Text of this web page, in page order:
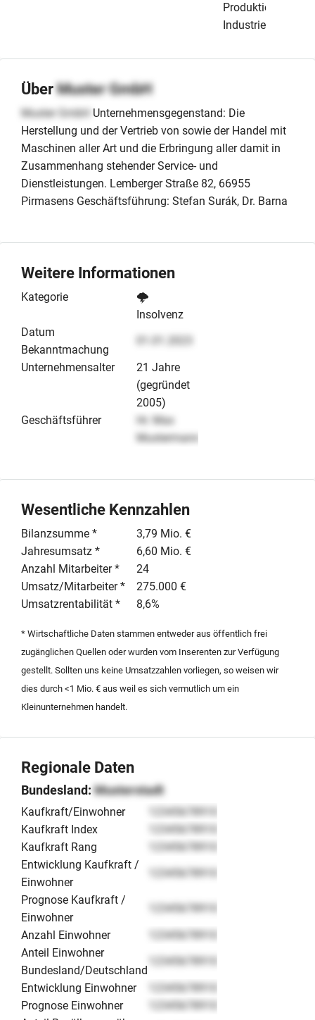
Produktion &
Industrie
ÜberMuster GmbH
Muster GmbH Unternehmensgegenstand: Die
Herstellung und der Vertrieb von sowie der Handel mit
Maschinen aller Art und die Erbringung aller damit in
Zusammenhang stehender Service- und
Dienstleistungen. Lemberger Straße 82, 66955
Pirmasens Geschäftsführung: Stefan Surák, Dr. Barna
Weitere Informationen
Kategorie
🌩️
Insolvenz
Datum
Bekanntmachung
Unternehmensalter
21 Jahre
(gegründet
2005)
Geschäftsführer
Hr. Max
Mustermann
Wesentliche Kennzahlen
Bilanzsumme *
3,79 Mio. €
Jahresumsatz *
6,60 Mio. €
Anzahl Mitarbeiter *
24
Umsatz/Mitarbeiter *
275.000 €
Umsatzrentabilität *
8,6%
* Wirtschaftliche Daten stammen entweder aus öffentlich frei
zugänglichen Quellen oder wurden vom Inserenten zur Verfügung
gestellt. Sollten uns keine Umsatzzahlen vorliegen, so weisen wir
dies durch <1 Mio. € aus weil es sich vermutlich um ein
Kleinunternehmen handelt.
Regionale Daten
Bundesland:Musterstadt
Kaufkraft/Einwohner
12345678910
Kaufkraft Index
12345678910
Kaufkraft Rang
12345678910
Entwicklung Kaufkraft /
Einwohner
12345678910
Prognose Kaufkraft /
Einwohner
12345678910
Anzahl Einwohner
12345678910
Anteil Einwohner
Bundesland/Deutschland
12345678910
Entwicklung Einwohner
12345678910
Prognose Einwohner
12345678910